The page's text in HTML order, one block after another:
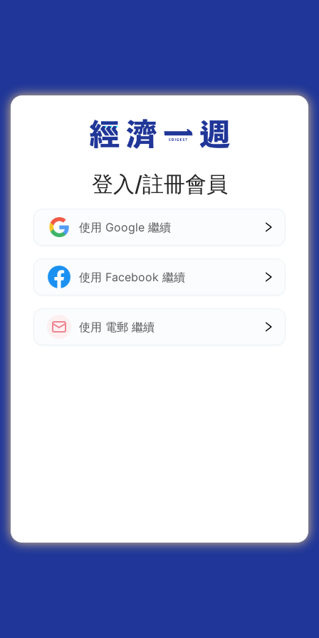
登入/註冊會員
使用 Google 繼續
使用 Facebook 繼續
使用 電郵 繼續